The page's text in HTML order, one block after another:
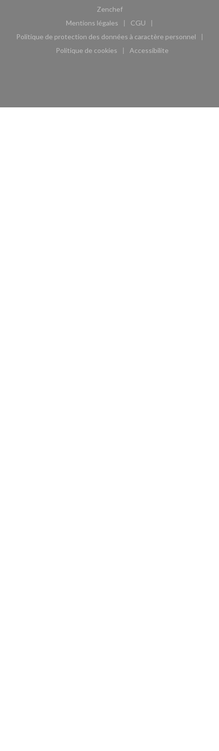
Zenchef((ouvre une nouvelle fenêtre))
Mentions légales
((ouvre une nouvelle fenêtre))
CGU
((ouvre une nouvelle
Politique de protection des données à caractère personnel
((ouvre une nouvelle fenêtre))
Politique de cookies
((ouvre une nouvelle fenêtre))
Accessibilite